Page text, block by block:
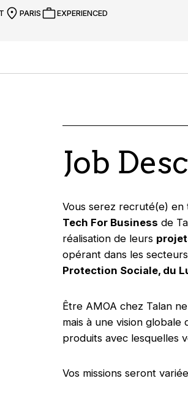
PARIS EXPERIENCED
Job
Vous serez recruté(e) en
Tech For Business de
réalisation de leurs
opérant dans les
Protection Sociale, du
Être AMOA chez Talan
mais à une vision
produits avec lesquelles
Vos missions seront